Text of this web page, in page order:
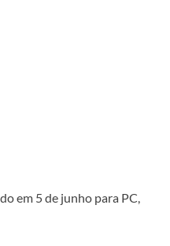
em 5 de junho para PC,